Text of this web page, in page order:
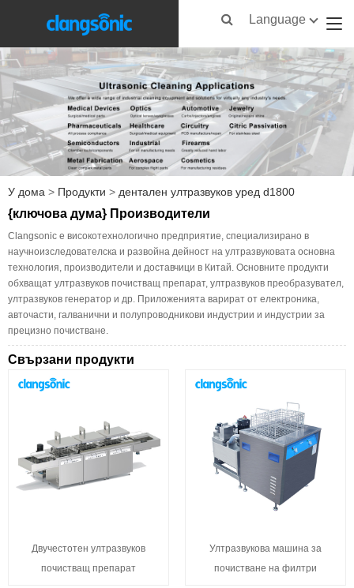
Language
У дома > Продукти > дентален ултразвуков уред d1800
{ключова дума} Производители
Clangsonic е високотехнологично предприятие, специализирано в
научноизследователска и развойна дейност на ултразвуковата основна
технология, производители и доставчици в Китай. Основните продукти
обхващат ултразвуков почистващ препарат, ултразвуков преобразувател,
ултразвуков генератор и др. Приложенията варират от електроника,
авточасти, галванични и полупроводникови индустрии и индустрии за
прецизно почистване.
Свързани продукти
Двучестотен ултразвуков
почистващ препарат
Ултразвукова машина за
почистване на филтри